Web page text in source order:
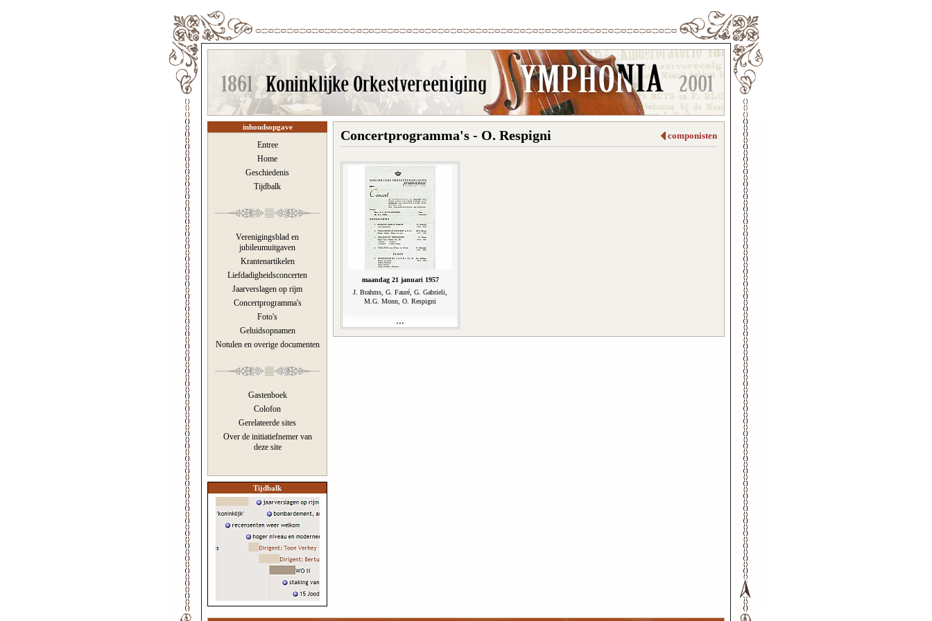
inhoudsopgave
Entree
Home
Geschiedenis
Tijdbalk
Verenigingsblad en
jubileumuitgaven
Krantenartikelen
Liefdadigheidsconcerten
Jaarverslagen op rijm
Concertprogramma's
Foto's
Geluidsopnamen
Notulen en overige documenten
Gastenboek
Colofon
Gerelateerde sites
Over de initiatiefnemer van
deze site
Tijdbalk
componisten
Concertprogramma's - O. Respigni
maandag 21 januari 1957
J. Brahms, G. Fauré, G. Gabrieli,
M.G. Monn, O. Respigni